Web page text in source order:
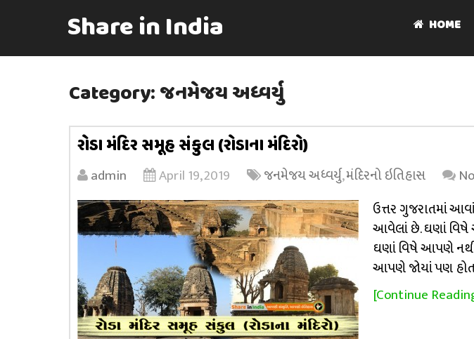
Share in India HOME
Category:જનમેજય અધ્વર્યુ
રોડા મંદિર સમૂહ સંકુલ (રોડાના મંદિરો)
admin April 19, 2019 જનમેજય અધ્વર્યુ,મંદિરનો ઇતિહાસ
ઉત્તર ગુજરાતમાં
આવેલાં છે. ઘણાં
ઘણાં વિષે આપણે
આપણે જોયાં પણ
[Continue